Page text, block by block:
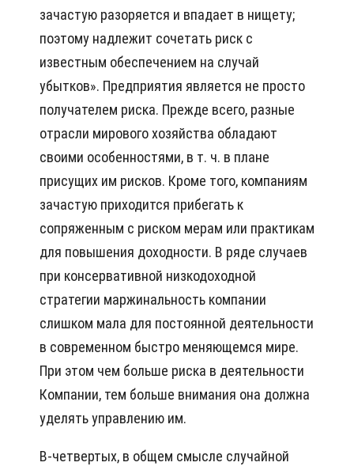
зачастую разоряется и впадает в нищету;
поэтому надлежит сочетать риск с
известным обеспечением на случай
убытков». Предприятия является не просто
получателем риска. Прежде всего, разные
отрасли мирового хозяйства обладают
своими особенностями, в т. ч. в плане
присущих им рисков. Кроме того, компаниям
зачастую приходится прибегать к
сопряженным с риском мерам или практикам
для повышения доходности. В ряде случаев
при консервативной низкодоходной
стратегии маржинальность компании
слишком мала для постоянной деятельности
в современном быстро меняющемся мире.
При этом чем больше риска в деятельности
Компании, тем больше внимания она должна
уделять управлению им.
В-четвертых, в общем смысле случайной